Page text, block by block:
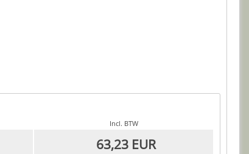
Incl. BTW
63,23 EUR